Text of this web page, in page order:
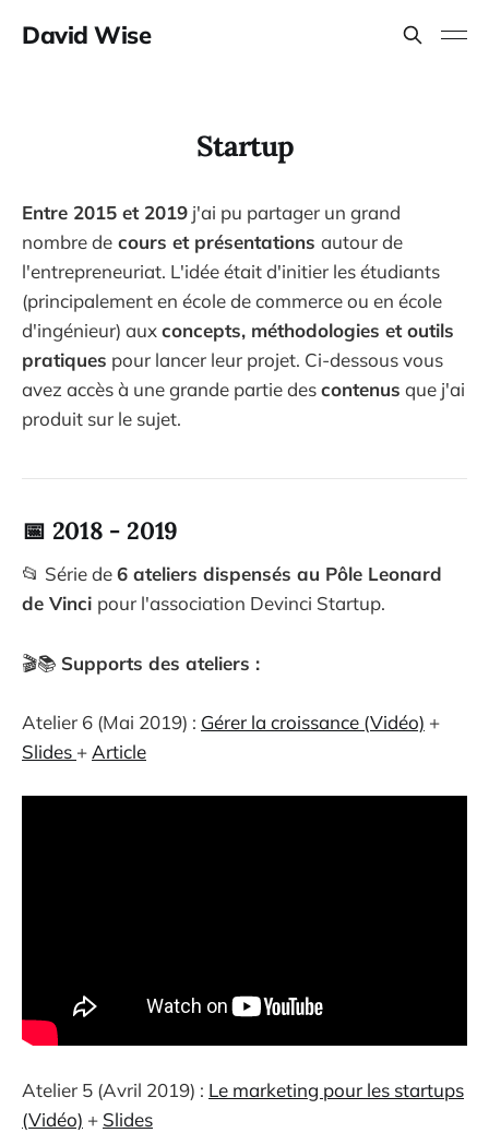
David Wise
Startup
Entre 2015 et 2019 j'ai pu partager un grand
nombre de cours et présentations autour de
l'entrepreneuriat. L'idée était d'initier les étudiants
(principalement en école de commerce ou en école
d'ingénieur) auxconcepts, méthodologies et outils
pratiques pour lancer leur projet. Ci-dessous vous
avez accès à une grande partie descontenus que j'ai
produit sur le sujet.
📅 2018 - 2019
📂 Série de6 ateliers dispensés au Pôle Leonard
de Vinci pour l'association Devinci Startup.
🎬📚 Supports des ateliers :
Atelier 6 (Mai 2019) : Gérer la croissance (Vidéo) +
Slides + Article
Atelier 5 (Avril 2019) : Le marketing pour les startups
(Vidéo) + Slides